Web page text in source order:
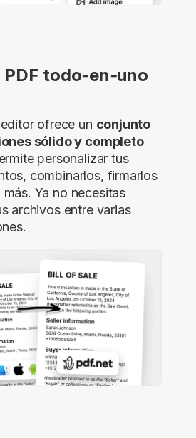
todo‑en‑uno
ofrece un conjunto
sólido y completo
personalizar tus
combinarlos, firmarlos
Ya no necesitas
archivos entre varias